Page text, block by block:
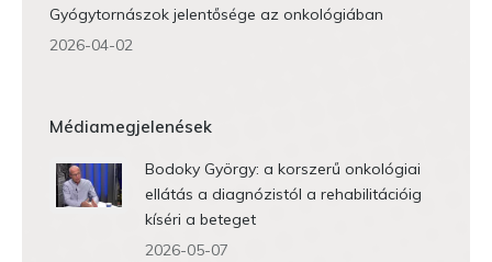
Gyógytornászok jelentősége az onkológiában
2026-04-02
Médiamegjelenések
Bodoky György: a korszerű onkológiai
ellátás a diagnózistól a rehabilitációig
kíséri a beteget
2026-05-07